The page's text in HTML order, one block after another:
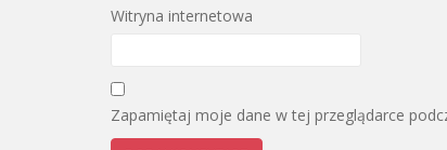
Witryna internetowa
Zapamiętaj moje dane w tej przeglądarce